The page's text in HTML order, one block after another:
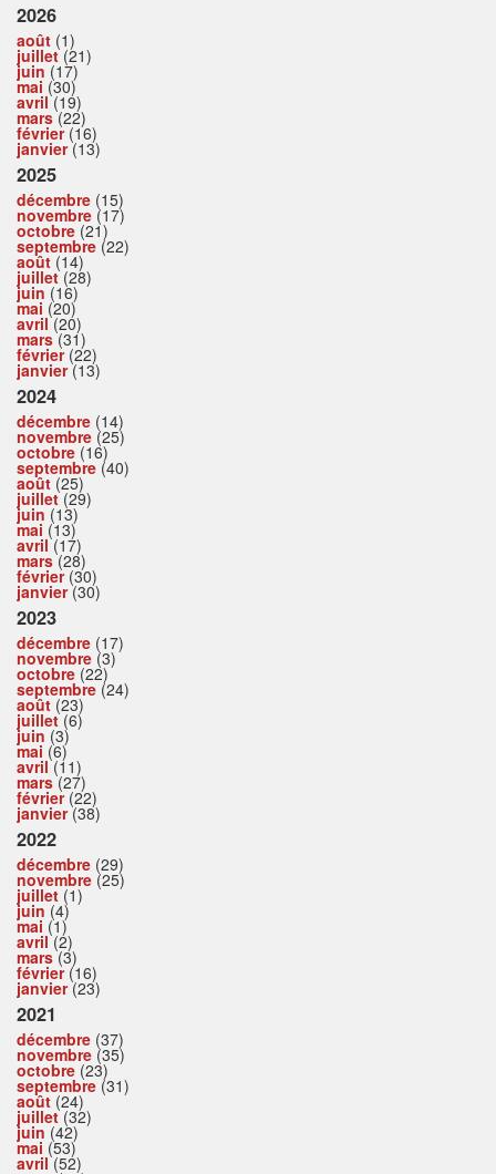
2026
août (1)
juillet(21)
juin (17)
mai (30)
avril(19)
mars(22)
février(16)
janvier(13)
2025
décembre (15)
novembre (17)
octobre (21)
septembre (22)
août (14)
juillet(28)
juin (16)
mai (20)
avril(20)
mars(31)
février(22)
janvier(13)
2024
décembre (14)
novembre (25)
octobre (16)
septembre (40)
août (25)
juillet(29)
juin (13)
mai (13)
avril(17)
mars(28)
février(30)
janvier(30)
2023
décembre (17)
novembre (3)
octobre (22)
septembre (24)
août (23)
juillet(6)
juin (3)
mai (6)
avril(11)
mars(27)
février(22)
janvier(38)
2022
décembre (29)
novembre (25)
juillet (1)
juin (4)
mai (1)
avril(2)
mars(3)
février(16)
janvier(23)
2021
décembre (37)
novembre (35)
octobre (23)
septembre (31)
août (24)
juillet(32)
juin (42)
mai (53)
avril(52)